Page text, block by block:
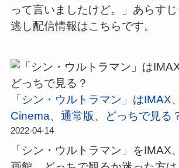
って言いましたけど。」あらす
逃し配信情報はこちらです。
「シン・ウルトラマン」はIMAX
Cinema、通常版、どっちで見る
2022-04-14
「シン・ウルトラマン」をIMAX